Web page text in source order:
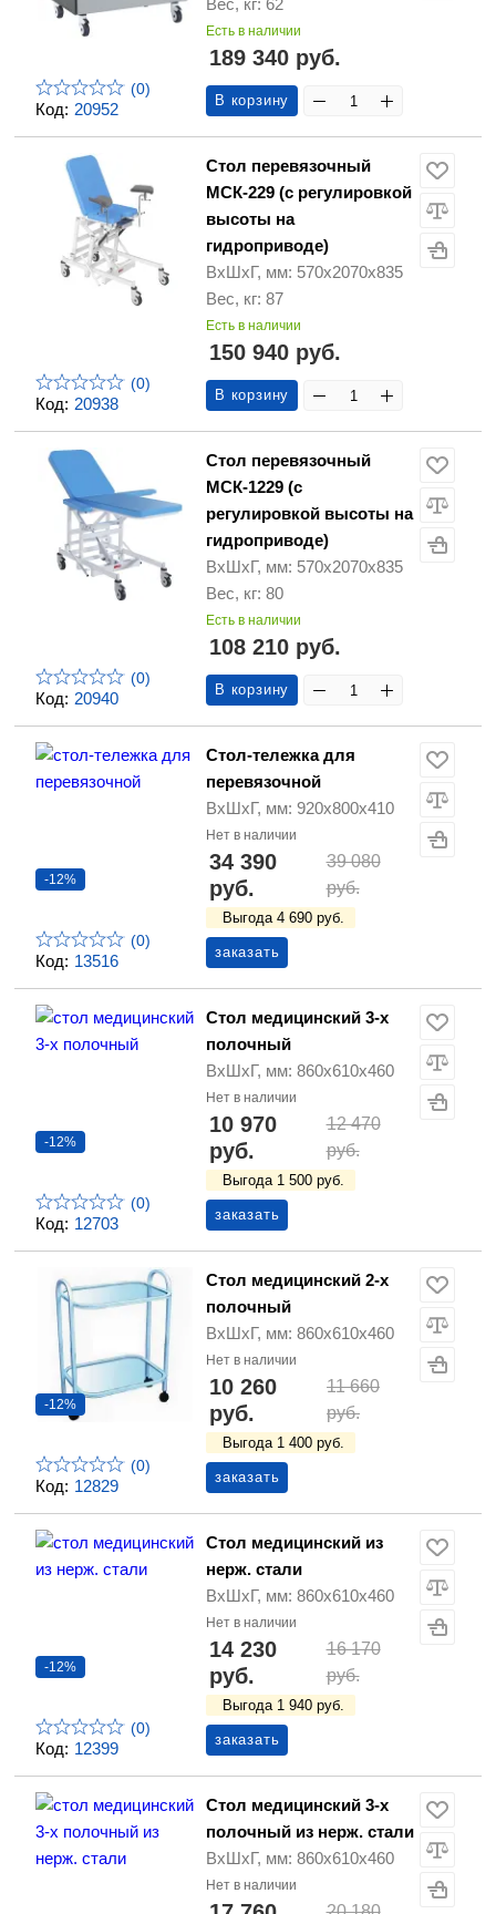
Код: 20952
(0)
Вес, кг: 62
Есть в наличии
189 340 руб.
В корзину
Код: 20938
(0)
Стол перевязочный
МСК-229 (с регулировкой
высоты на
гидроприводе)
ВхШхГ, мм: 570х2070х835
Вес, кг: 87
Есть в наличии
150 940 руб.
В корзину
Код: 20940
(0)
Стол перевязочный
МСК-1229 (с
регулировкой высоты на
гидроприводе)
ВхШхГ, мм: 570х2070х835
Вес, кг: 80
Есть в наличии
108 210 руб.
В корзину
Код: 13516
-12%
(0)
Стол-тележка для
перевязочной
ВхШхГ, мм: 920х800х410
Нет в наличии
34 390
руб.
39 080
руб.
Выгода 4 690 руб.
заказать
Код: 12703
-12%
(0)
Стол медицинский 3-х
полочный
ВхШхГ, мм: 860х610х460
Нет в наличии
10 970
руб.
12 470
руб.
Выгода 1 500 руб.
заказать
Код: 12829
-12%
(0)
Стол медицинский 2-х
полочный
ВхШхГ, мм: 860х610х460
Нет в наличии
10 260
руб.
11 660
руб.
Выгода 1 400 руб.
заказать
Код: 12399
-12%
(0)
Стол медицинский из
нерж. стали
ВхШхГ, мм: 860х610х460
Нет в наличии
14 230
руб.
16 170
руб.
Выгода 1 940 руб.
заказать
Стол медицинский 3-х
полочный из нерж. стали
ВхШхГ, мм: 860х610х460
Нет в наличии